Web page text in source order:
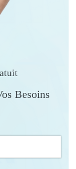
Besoins